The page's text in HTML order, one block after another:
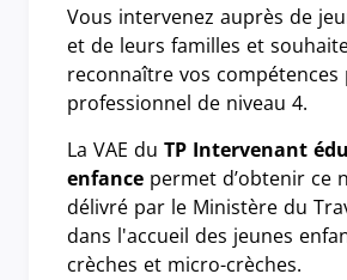
Vous intervenez auprès de
et de leurs familles et
reconnaître vos
professionnel de niveau 4.
La VAE du TP Intervenant
enfance permet d’obtenir ce
délivré par le Ministère du
dans l'accueil des jeunes
crèches et micro-crèches.